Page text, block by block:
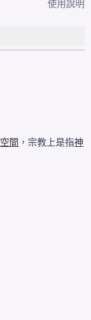
使用說明
空間 ，宗教上是指神